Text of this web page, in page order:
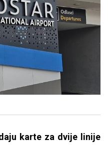
karte za dvije linije